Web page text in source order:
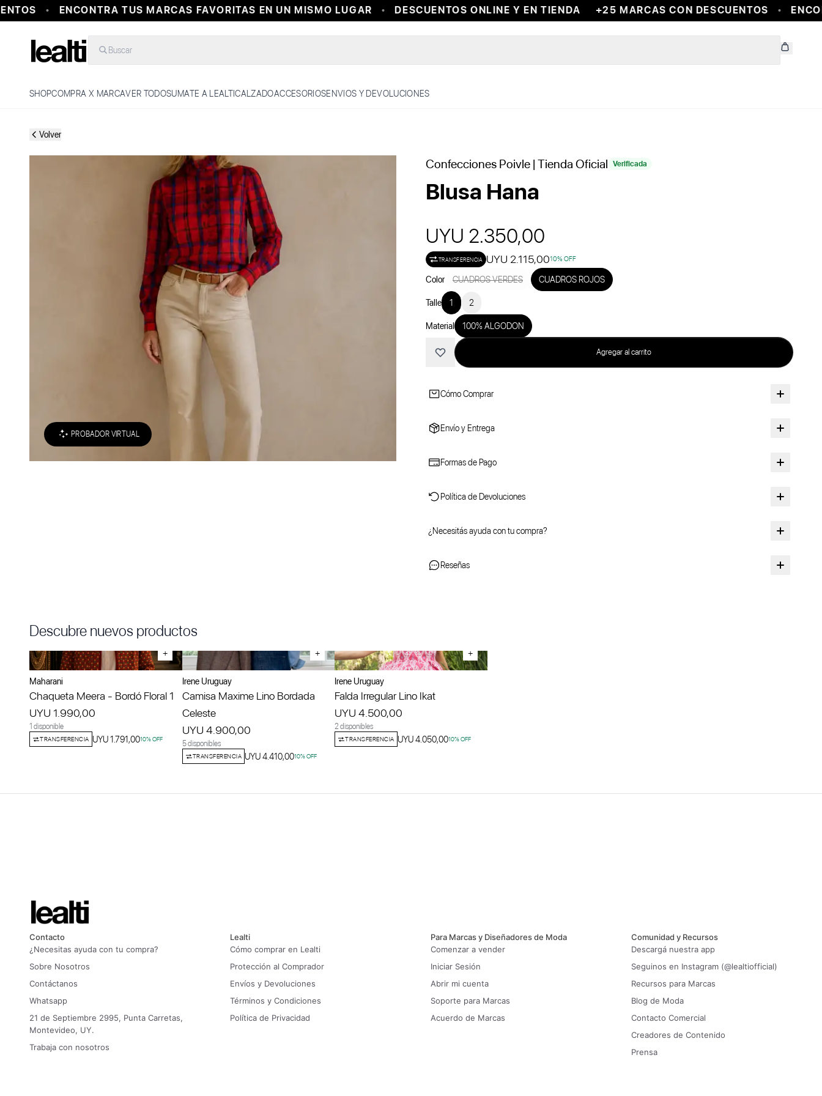
ENCONTRA TUS MARCAS FAVORITAS EN UN MISMO LUGAR DESCUENTOS ONLINE Y EN TIENDA +25 MARCAS CON DESCUENTOS
Buscar
SHOPCOMPRA X MARCAVER TODOSUMATE A LEALTICALZADOACCESORIOSENVIOS Y DEVOLUCIONES
Volver
PROBADOR VIRTUAL
Confecciones Poivle | Tienda Oficial Verificada
Blusa Hana
UYU 2.350,00
TRANSFERENCIA UYU 2.115,0010% OFF
Color CUADROS VERDES CUADROS ROJOS
Talle 1 2
Material 100% ALGODON
Agregar al carrito
Cómo Comprar
Envío y Entrega
Formas de Pago
Política de Devoluciones
¿Necesitás ayuda con tu compra?
Reseñas
Descubre nuevos productos
+
Maharani
Chaqueta Meera - Bordó Floral 1
UYU 1.990,00
1 disponible
TRANSFERENCIA UYU 1.791,0010% OFF
+
Irene Uruguay
Camisa Maxime Lino Bordada
Celeste
UYU 4.900,00
5 disponibles
TRANSFERENCIA UYU 4.410,0010% OFF
+
Irene Uruguay
Falda Irregular Lino Ikat
UYU 4.500,00
2 disponibles
TRANSFERENCIA UYU 4.050,0010% OFF
Contacto
¿Necesitas ayuda con tu compra?
Sobre Nosotros
Contáctanos
Whatsapp
21 de Septiembre 2995, Punta Carretas,
Montevideo, UY.
Trabaja con nosotros
Lealti
Cómo comprar en Lealti
Protección al Comprador
Envíos y Devoluciones
Términos y Condiciones
Política de Privacidad
Para Marcas y Diseñadores de Moda
Comenzar a vender
Iniciar Sesión
Abrir mi cuenta
Soporte para Marcas
Acuerdo de Marcas
Comunidad y Recursos
Descargá nuestra app
Seguinos en Instagram (@lealtiofficial)
Recursos para Marcas
Blog de Moda
Contacto Comercial
Creadores de Contenido
Prensa